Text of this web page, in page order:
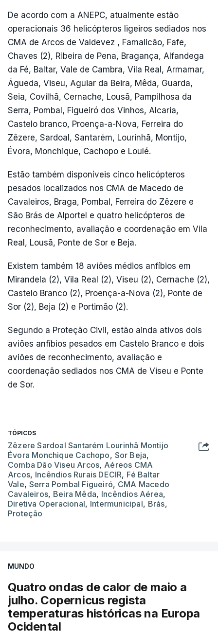
De acordo com a ANEPC, atualmente estão
operacionais 36 helicópteros ligeiros sediados nos
CMA de Arcos de Valdevez , Famalicão, Fafe,
Chaves (2), Ribeira de Pena, Bragança, Alfandega
da Fé, Baltar, Vale de Cambra, Vila Real, Armamar,
Águeda, Viseu, Aguiar da Beira, Mêda, Guarda,
Seia, Covilhã, Cernache, Lousã, Pampilhosa da
Serra, Pombal, Figueiró dos Vinhos, Alcaria,
Castelo branco, Proença-a-Nova, Ferreira do
Zêzere, Sardoal, Santarém, Lourinhã, Montijo,
Évora, Monchique, Cachopo e Loulé.
Estão também disponíveis cinco helicópteros
pesados localizados nos CMA de Macedo de
Cavaleiros, Braga, Pombal, Ferreira do Zêzere e
São Brás de Alportel e quatro helicópteros de
reconhecimento, avaliação e coordenação em Vila
Real, Lousã, Ponte de Sor e Beja.
Existem também 18 aviões médios anfíbios em
Mirandela (2), Vila Real (2), Viseu (2), Cernache (2),
Castelo Branco (2), Proença-a-Nova (2), Ponte de
Sor (2), Beja (2) e Portimão (2).
Segundo a Proteção Civil, estão ainda ativos dois
aviões anfíbios pesados em Castelo Branco e dois
aviões de reconhecimento, avaliação e
coordenação sediados nos CMA de Viseu e Ponte
de Sor.
TÓPICOS
Zêzere Sardoal Santarém Lourinhã Montijo
Évora Monchique Cachopo, Sor Beja,
Comba Dão Viseu Arcos, Aéreos CMA
Arcos, Incêndios Rurais DECIR, Fé Baltar
Vale, Serra Pombal Figueiró, CMA Macedo
Cavaleiros, Beira Mêda, Incêndios Aérea,
Diretiva Operacional, Intermunicipal, Brás,
Proteção
MUNDO
Quatro ondas de calor de maio a
julho. Copernicus regista
temperaturas históricas na Europa
Ocidental